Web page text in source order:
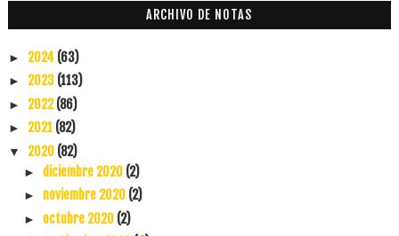
ARCHIVO DE NOTAS
► 2024 (63)
► 2023 (113)
► 2022(86)
► 2021 (82)
▼ 2020 (82)
► diciembre 2020 (2)
► noviembre 2020 (2)
► octubre 2020 (2)